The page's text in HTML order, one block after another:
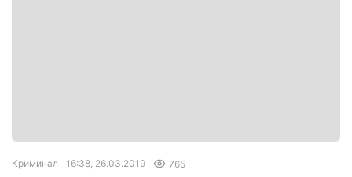
Криминал 16:38, 26.03.2019 765